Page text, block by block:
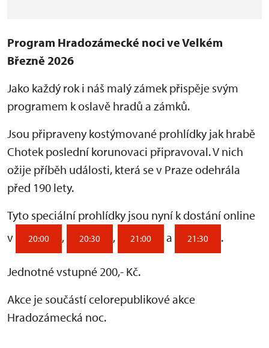
Program Hradozámecké noci ve Velkém
Březně 2026
Jako každý rok i náš malý zámek přispěje svým
programem k oslavě hradů a zámků.
Jsou připraveny kostýmované prohlídky jak hrabě
Chotek poslední korunovaci připravoval. V nich
ožije příběh události, která se v Praze odehrála
před 190 lety.
Tyto speciální prohlídky jsou nyní k dostání online
v
20:00 , 20:30 , 21:00 a 21:30 .
Jednotné vstupné 200,- Kč.
Akce je součástí celorepublikové akce
Hradozámecká noc.